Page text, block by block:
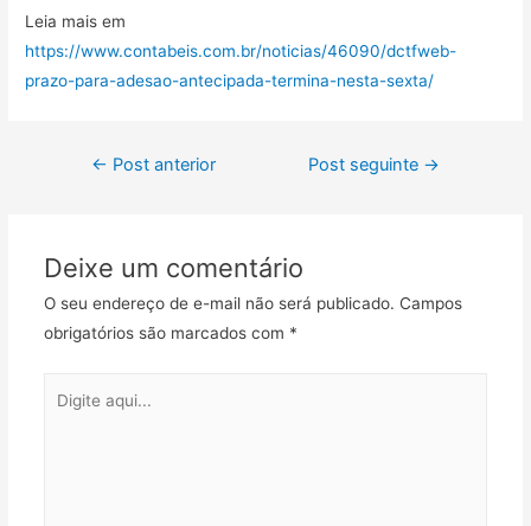
Leia mais em
https://www.contabeis.com.br/noticias/46090/dctfweb-
prazo-para-adesao-antecipada-termina-nesta-sexta/
← Post anterior Post seguinte →
Deixe um comentário
O seu endereço de e-mail não será publicado. Campos
obrigatórios são marcados com *